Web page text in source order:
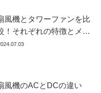
風機とタワーファンを比
！それぞれの特徴とメリ
ト・デメリットを解説し
風機のACとDCの違い